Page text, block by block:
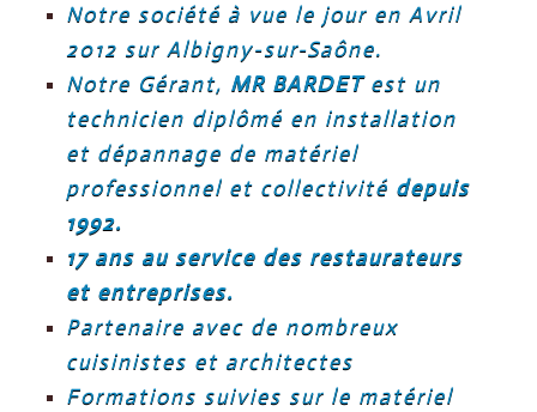
Notre société à vue le jour en Avril
2012 sur Albigny-sur-Saône.
Notre Gérant, MR BARDETest un
technicien diplômé en installation
et dépannage de matériel
professionnel et collectivité depuis
1992.
17 ans au service des restaurateurs
et entreprises.
Partenaire avec de nombreux
cuisinistes et architectes
Formations suivies sur le matériel